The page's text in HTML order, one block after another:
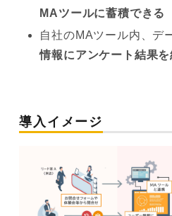
MAツールに蓄積できる
自社のMAツール内、デ
情報にアンケート結果
導入イメージ